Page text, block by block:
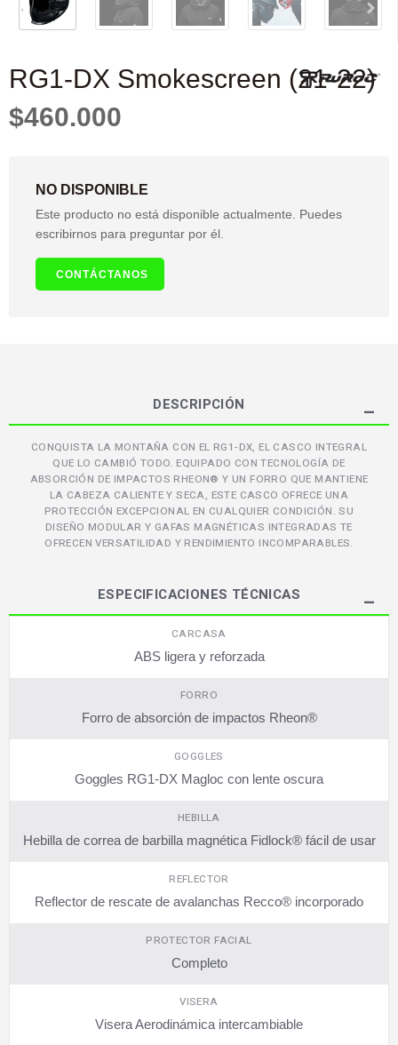
RG1-DX Smokescreen (21-22)
$460.000
NO DISPONIBLE
Este producto no está disponible actualmente. Puedes
escribirnos para preguntar por él.
CONTÁCTANOS
DESCRIPCIÓN
CONQUISTA LA MONTAÑA CON EL RG1-DX, EL CASCO INTEGRAL
QUE LO CAMBIÓ TODO. EQUIPADO CON TECNOLOGÍA DE
ABSORCIÓN DE IMPACTOS RHEON® Y UN FORRO QUE MANTIENE
LA CABEZA CALIENTE Y SECA, ESTE CASCO OFRECE UNA
PROTECCIÓN EXCEPCIONAL EN CUALQUIER CONDICIÓN. SU
DISEÑO MODULAR Y GAFAS MAGNÉTICAS INTEGRADAS TE
OFRECEN VERSATILIDAD Y RENDIMIENTO INCOMPARABLES.
ESPECIFICACIONES TÉCNICAS
CARCASA
ABS ligera y reforzada
FORRO
Forro de absorción de impactos Rheon®
GOGGLES
Goggles RG1-DX Magloc con lente oscura
HEBILLA
Hebilla de correa de barbilla magnética Fidlock® fácil de usar
REFLECTOR
Reflector de rescate de avalanchas Recco® incorporado
PROTECTOR FACIAL
Completo
VISERA
Visera Aerodinámica intercambiable